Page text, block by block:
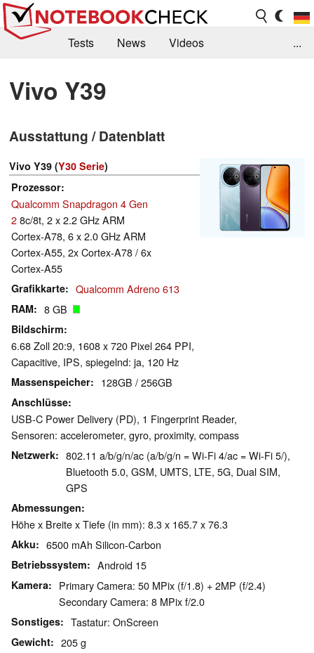
Tests News
Videos
Kaufberatung
Forum
...
Vivo Y39
Ausstattung / Datenblatt
Vivo Y39 (Y30 Serie)
Prozessor
Qualcomm Snapdragon 4 Gen
28c/8t, 2 x 2.2 GHz ARM
Cortex-A78, 6 x 2.0 GHz ARM
Cortex-A55, 2x Cortex-A78 / 6x
Cortex-A55
Grafikkarte Qualcomm Adreno 613
RAM 8 GB
Bildschirm
6.68 Zoll 20:9, 1608 x 720 Pixel 264 PPI,
Capacitive, IPS, spiegelnd: ja, 120 Hz
Massenspeicher 128GB / 256GB
Anschlüsse
USB-C Power Delivery (PD), 1 Fingerprint Reader,
Sensoren: accelerometer, gyro, proximity, compass
Netzwerk
802.11 a/b/g/n/ac (a/b/g/n = Wi-Fi 4/ac = Wi-Fi 5/),
Bluetooth 5.0, GSM, UMTS, LTE, 5G, Dual SIM,
GPS
Abmessungen
Höhe x Breite x Tiefe (in mm): 8.3 x 165.7 x 76.3
Akku 6500 mAh Silicon-Carbon
Betriebssystem Android 15
Kamera
Primary Camera: 50 MPix (f/1.8) + 2MP (f/2.4)
Secondary Camera: 8 MPix f/2.0
Sonstiges Tastatur: OnScreen
Gewicht 205 g